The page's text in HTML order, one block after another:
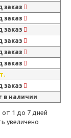
заказ
заказ
заказ
заказ
заказ
заказ
заказ
в наличии
1 до 7 дней
увеличено